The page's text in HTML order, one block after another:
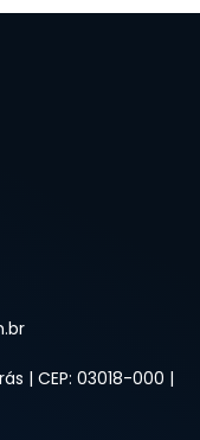
| CEP: 03018-000 |